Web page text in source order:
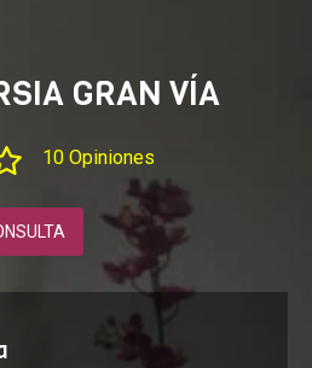
GRAN VÍA
10 Opiniones